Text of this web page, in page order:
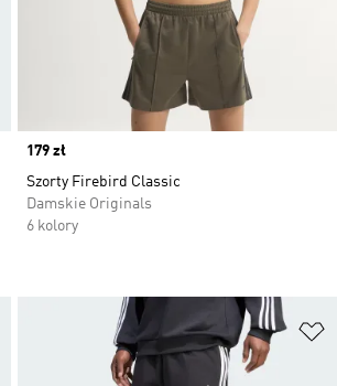
Price
179 zł
Szorty Firebird Classic
Damskie Originals
6 kolory
Dodaj do listy życzeń